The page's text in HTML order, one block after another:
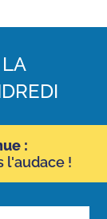
:
l'audace !